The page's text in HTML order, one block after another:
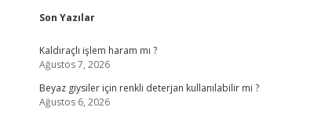
Sidebar
Son Yazılar
Kaldıraçlı işlem haram mı ?
Ağustos 7, 2026
Beyaz giysiler için renkli deterjan kullanılabilir mi ?
Ağustos 6, 2026
ilbet yeni giriş